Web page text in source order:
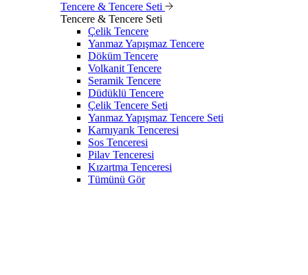
Tencere & Tencere Seti
Tencere & Tencere Seti
Çelik Tencere
Yanmaz Yapışmaz Tencere
Döküm Tencere
Volkanit Tencere
Seramik Tencere
Düdüklü Tencere
Çelik Tencere Seti
Yanmaz Yapışmaz Tencere Seti
Karnıyarık Tenceresi
Sos Tenceresi
Pilav Tenceresi
Kızartma Tenceresi
Tümünü Gör